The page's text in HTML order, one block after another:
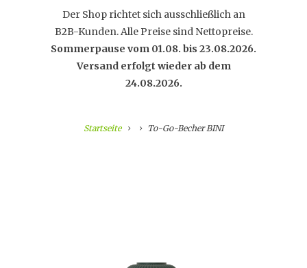
Der Shop richtet sich ausschließlich an
B2B-Kunden. Alle Preise sind Nettopreise.
Sommerpause vom 01.08. bis 23.08.2026.
Versand erfolgt wieder ab dem
24.08.2026.
Startseite To-Go-Becher BINI